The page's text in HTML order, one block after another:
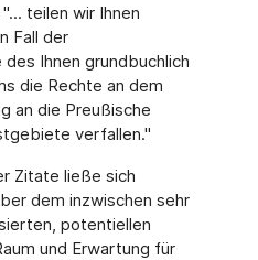
teilen wir Ihnen
Fall der
Ihnen grundbuchlich
die Rechte an dem
an die Preußische
verfallen."
Zitate ließe sich
dem inzwischen sehr
potentiellen
und Erwartung für